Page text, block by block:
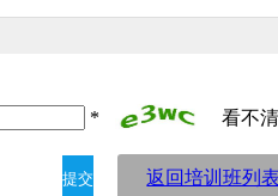
* 看不
返回培训班列表